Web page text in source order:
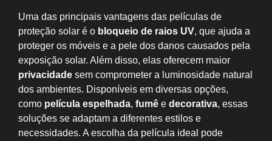
Uma das principais vantagens das películas de
proteção solar é o bloqueio de raios UV, que ajuda a
proteger os móveis e a pele dos danos causados pela
exposição solar. Além disso, elas oferecem maior
privacidade sem comprometer a luminosidade natural
dos ambientes. Disponíveis em diversas opções,
como película espelhada, fumê e decorativa, essas
soluções se adaptam a diferentes estilos e
necessidades. A escolha da película ideal pode